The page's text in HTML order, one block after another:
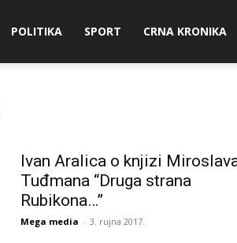
POLITIKA SPORT CRNA KRONIKA
Ivan Aralica o knjizi
Tuđmana “Druga strana
Rubikona…”
Mega media - 3. rujna 2017.